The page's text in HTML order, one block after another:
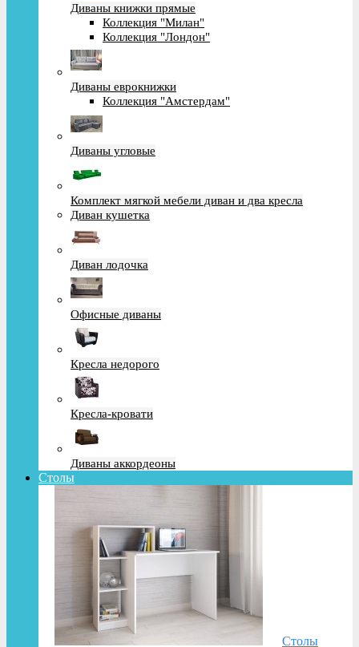
Диваны книжки прямые
Коллекция "Милан"
Коллекция "Лондон"
Диваны еврокнижки
Коллекция "Амстердам"
Диваны угловые
Комплект мягкой мебели диван и два кресла
Диван кушетка
Диван лодочка
Офисные диваны
Кресла недорого
Кресла-кровати
Диваны аккордеоны
Столы
Столы